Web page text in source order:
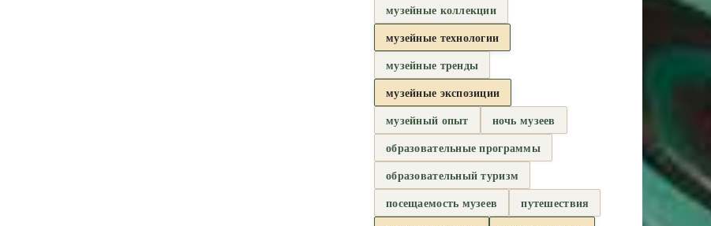
музейные коллекции
музейные технологии
музейные тренды
музейные экспозиции
музейный опыт
ночь музеев
образовательные программы
образовательный туризм
посещаемость музеев
путешествия